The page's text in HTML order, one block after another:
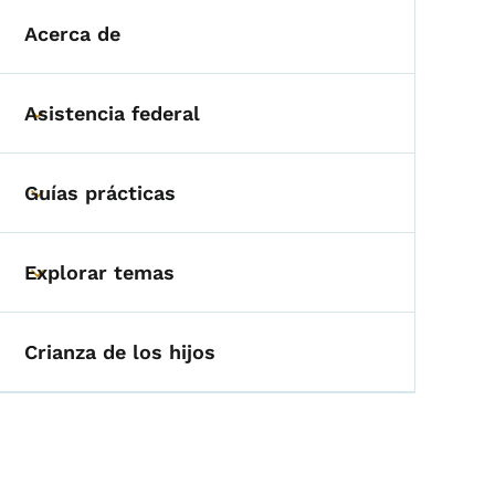
Acerca de
Toggle submenu
Asistencia federal
Toggle submenu
Guías prácticas
Toggle submenu
Explorar temas
Crianza de los hijos